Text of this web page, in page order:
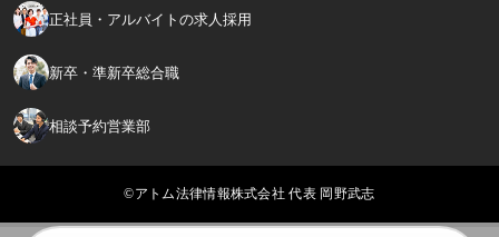
正社員・アルバイトの求人採用
新卒・準新卒総合職
相談予約営業部
©アトム法律情報株式会社 代表 岡野武志